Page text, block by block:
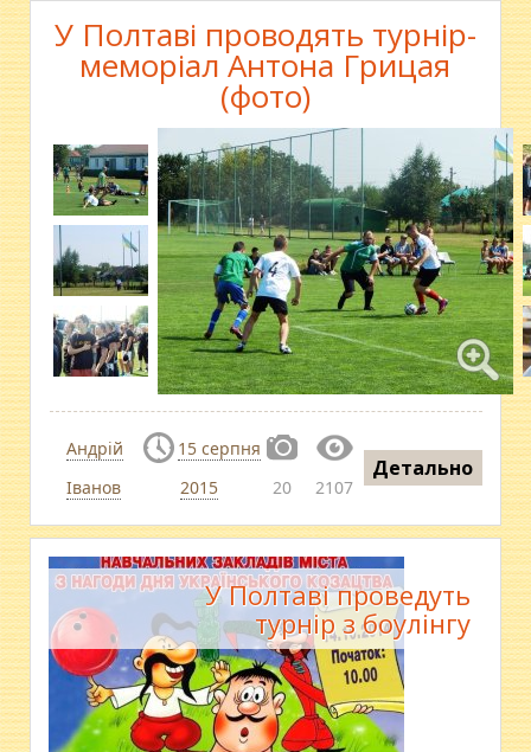
У Полтаві проводять турнір-
меморіал Антона Грицая
(фото)
Андрій
Іванов
15 серпня
2015
20 2107
Детально
У Полтаві проведуть
турнір з боулінгу